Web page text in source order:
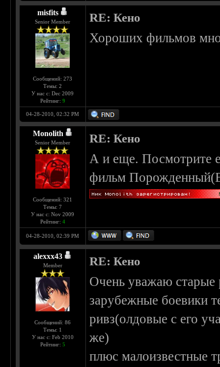
misfits
Senior Member
Сообщений: 273
Темы: 2
У нас с: Dec 2009
Рейтинг: 9
RE: Кено
Хороших фильмов
04-28-2010, 02:32 PM
Monolith
Senior Member
Сообщений: 321
Темы: 7
У нас с: Nov 2009
Рейтинг: 4
RE: Кено
А и еще. Посмотрите
фильм
04-28-2010, 02:39 PM
alexxx43
Member
Сообщений: 86
Темы: 1
У нас с: Feb 2010
Рейтинг: 5
RE: Кено
Очень уважаю старые
зарубежные боевики
ривз(олдовые с его
же)
плюс малоизвестные